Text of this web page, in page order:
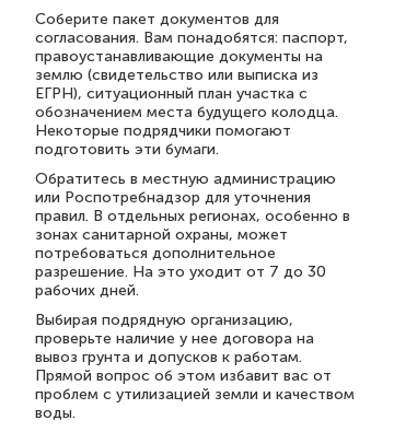
Соберите пакет документов для
согласования. Вам понадобятся: паспорт,
правоустанавливающие документы на
землю (свидетельство или выписка из
ЕГРН), ситуационный план участка с
обозначением места будущего колодца.
Некоторые подрядчики помогают
подготовить эти бумаги.
Обратитесь в местную администрацию
или Роспотребнадзор для уточнения
правил. В отдельных регионах, особенно в
зонах санитарной охраны, может
потребоваться дополнительное
разрешение. На это уходит от 7 до 30
рабочих дней.
Выбирая подрядную организацию,
проверьте наличие у нее договора на
вывоз грунта и допусков к работам.
Прямой вопрос об этом избавит вас от
проблем с утилизацией земли и качеством
воды.